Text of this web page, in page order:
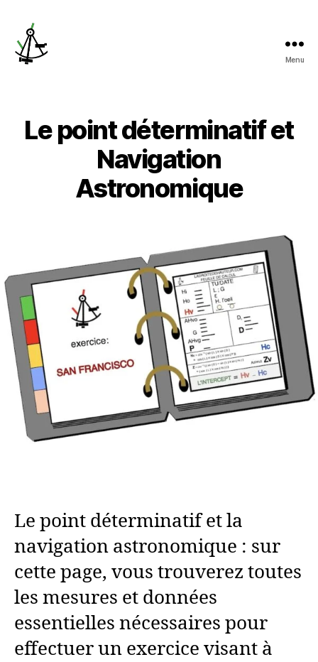
Menu
Le point déterminatif et
Navigation
Astronomique
Le point déterminatif et la
navigation astronomique : sur
cette page, vous trouverez toutes
les mesures et données
essentielles nécessaires pour
effectuer un exercice visant à